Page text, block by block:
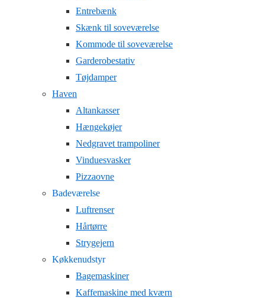
Entrebænk
Skænk til soveværelse
Kommode til soveværelse
Garderobestativ
Tøjdamper
Haven
Altankasser
Hængekøjer
Nedgravet trampoliner
Vinduesvasker
Pizzaovne
Badeværelse
Luftrenser
Hårtørre
Strygejern
Køkkenudstyr
Bagemaskiner
Kaffemaskine med kværn